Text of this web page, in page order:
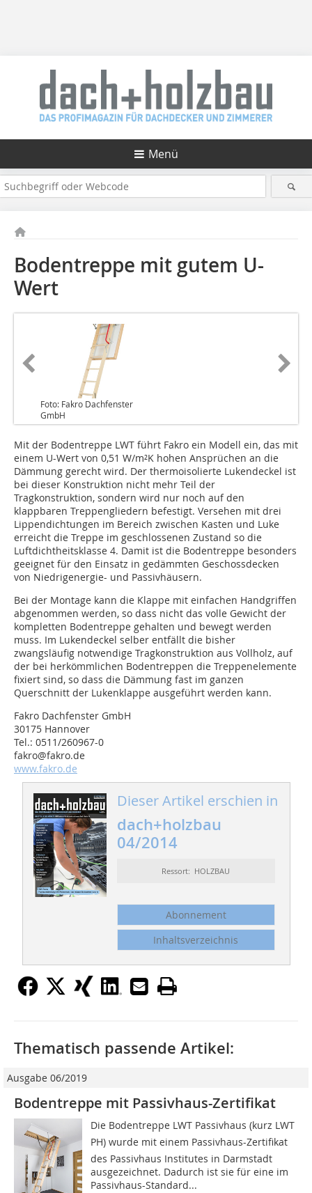
Menü
Bodentreppe mit gutem U-
Wert
Foto: Fakro Dachfenster
GmbH
Mit der Bodentreppe LWT führt Fakro ein Modell ein, das mit
einem U-Wert von 0,51 W/m²K hohen Ansprüchen an die
Dämmung gerecht wird. Der thermoisolierte Lukendeckel ist
bei dieser Konstruktion nicht mehr Teil der
Tragkonstruktion, sondern wird nur noch auf den
klappbaren Treppengliedern befestigt. Versehen mit drei
Lippendichtungen im Bereich zwischen Kasten und Luke
erreicht die Treppe im geschlossenen Zustand so die
Luftdichtheitsklasse 4. Damit ist die Bodentreppe besonders
geeignet für den Einsatz in gedämmten Geschossdecken
von Niedrigenergie- und Passivhäusern.
Bei der Montage kann die Klappe mit einfachen Handgriffen
abgenommen werden, so dass nicht das volle Gewicht der
kompletten Bodentreppe gehalten und bewegt werden
muss. Im Lukendeckel selber entfällt die bisher
zwangsläufig notwendige Tragkonstruktion aus Vollholz, auf
der bei herkömmlichen Bodentreppen die Treppenelemente
fixiert sind, so dass die Dämmung fast im ganzen
Querschnitt der Lukenklappe ausgeführt werden kann.
Fakro Dachfenster GmbH
30175 Hannover
Tel.: 0511/260967-0
fakro@fakro.de
www.fakro.de
Dieser Artikel erschien in
dach+holzbau
04/2014
Ressort: HOLZBAU
Abonnement
Inhaltsverzeichnis
Thematisch passende Artikel:
Ausgabe 06/2019
Bodentreppe mit ­Passivhaus-Zertifikat
Die Bodentreppe LWT Passivhaus (kurz LWT
PH) wurde mit einem Passivhaus-Zertifikat
des Passivhaus Institutes in Darmstadt
ausgezeichnet. Dadurch ist sie für eine im
Passivhaus-Standard...